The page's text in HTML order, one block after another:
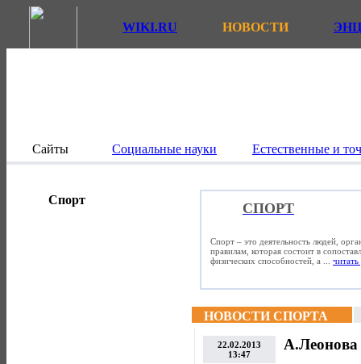
WIKI.RU НОВОСТИ
Сайты Социальные науки Естественные и
Спорт
СПОРТ
Спорт – это деятельность людей,
правилам, которая состоит в
физических способностей, а ... читать
НОВОСТИ СПОРТА
22.02.2013
13:47